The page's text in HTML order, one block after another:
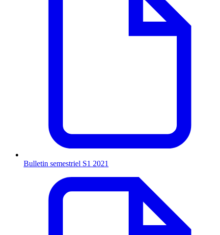
Bulletin semestriel S1 2021